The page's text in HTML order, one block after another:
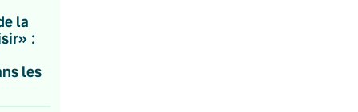
la
:
les